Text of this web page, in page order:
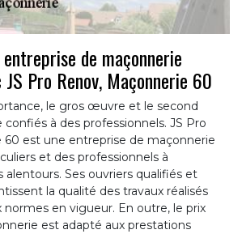
de maçonnerie
Pro Renov, Maçonnerie 60
le gros œuvre et le second
à des professionnels. JS Pro
60 est une entreprise de maçonnerie
et des professionnels à
alentours. Ses ouvriers qualifiés et
la qualité des travaux réalisés
en vigueur. En outre, le prix
est adapté aux prestations